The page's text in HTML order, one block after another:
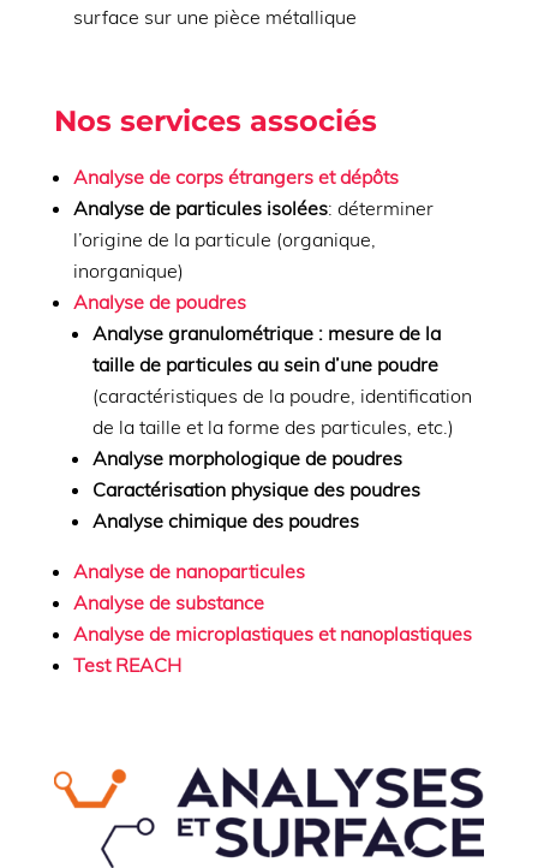
surface sur une pièce métallique
Nos services associés
Analyse de corps étrangers et dépôts
Analyse de particules isolées: déterminer
l’origine de la particule (organique,
inorganique)
Analyse de poudres
Analyse granulométrique : mesure de la
taille de particules au sein d’une poudre
(caractéristiques de la poudre, identification
de la taille et la forme des particules, etc.)
Analyse morphologique de poudres
Caractérisation physique des poudres
Analyse chimique des poudres
Analyse de nanoparticules
Analyse de substance
Analyse de microplastiques et nanoplastiques
Test REACH